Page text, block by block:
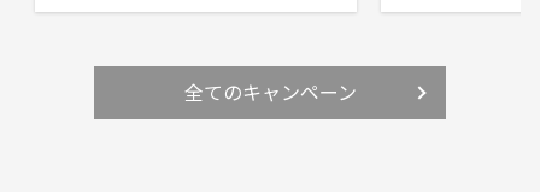
全てのキャンペーン